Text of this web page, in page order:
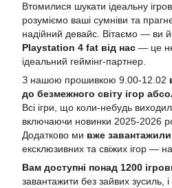
Втомилися шукати ідеальну
розуміємо ваші сумніви та
надійний девайс. Вітаємо — ви
Playstation 4 fat від нас — це
ідеальний геймінг-партнер.
З нашою прошивкою 9.00-12.02
до безмежного світу ігор
Всі ігри, що коли-небудь
включаючи новинки 2025-2026
Додатково ми вже завантажили
ексклюзивних та свіжих ігор —
Вам доступні понад 1200
завантажити без зайвих зусиль,